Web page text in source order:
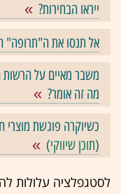
ייראו הבחירות?
אל תנסו את ה"תרופה"
משבר מאיים על הרשות
מה זה אומר?
כשיוקרה פוגשת
(תוכן שיווקי)
לסטגפלציה עלולות